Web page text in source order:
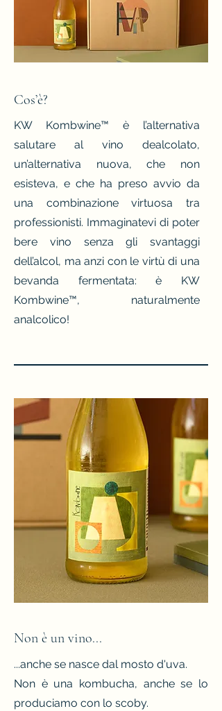
Cos’è?
KW Kombwine™ è l’alternativa
salutare al vino dealcolato,
un’alternativa nuova, che non
esisteva, e che ha preso avvio da
una combinazione virtuosa tra
professionisti. Immaginatevi di poter
bere vino senza gli svantaggi
dell’alcol, ma anzi con le virtù di una
bevanda fermentata: è KW
Kombwine™, naturalmente
analcolico!
Non è un vino...
...anche se nasce dal mosto d'uva.
Non è una kombucha, anche se lo
produciamo con lo scoby.